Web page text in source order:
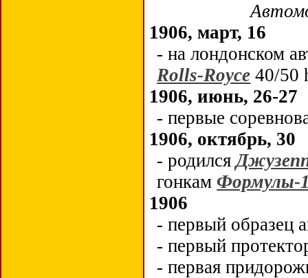
1906, март, 16
- на лондонском
Rolls-Royce 40/50
1906, июнь, 26-27
- первые
1906, октябрь, 30
-родился
гонкам Формулы-
1906
- первый образец
- первый
- первая